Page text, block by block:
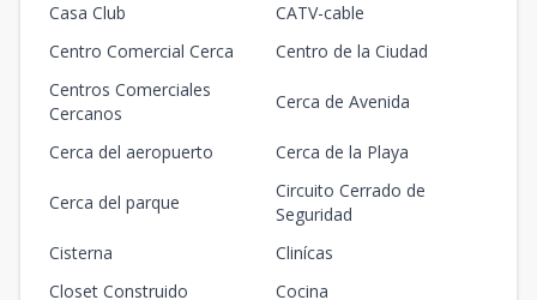
Casa Club
CATV-cable
Centro Comercial Cerca
Centro de la Ciudad
Centros Comerciales
Cercanos
Cerca de Avenida
Cerca del aeropuerto Cerca de la Playa
Cerca del parque
Circuito Cerrado de
Seguridad
Cisterna
Clinícas
Closet Construido
Cocina